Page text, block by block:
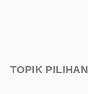
TOPIK PILIHAN